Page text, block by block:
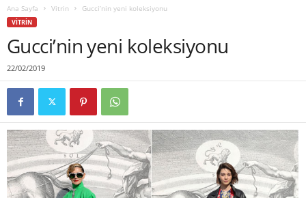
Ana Sayfa Vitrin Gucci’nin yeni koleksiyonu
VITRIN
Gucci’nin yeni koleksiyonu
22/02/2019